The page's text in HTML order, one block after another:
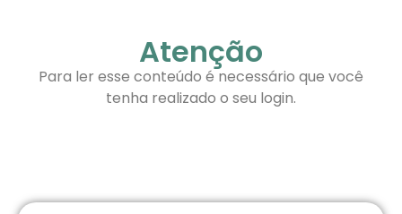
Atenção
Para ler esse conteúdo é necessário que você
tenha realizado o seu login.